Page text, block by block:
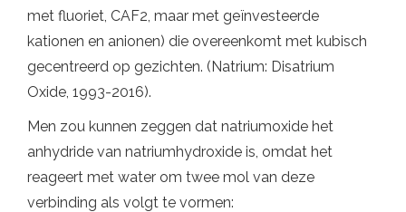
met fluoriet, CAF2, maar met geïnvesteerde
kationen en anionen) die overeenkomt met kubisch
gecentreerd op gezichten. (Natrium: Disatrium
Oxide, 1993-2016).
Men zou kunnen zeggen dat natriumoxide het
anhydride van natriumhydroxide is, omdat het
reageert met water om twee mol van deze
verbinding als volgt te vormen: